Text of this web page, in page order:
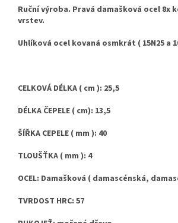
Ruční výroba. Pravá damašková ocel 8x
vrstev.
Uhlíková ocel kovaná osmkrát ( 15N25 a
CELKOVÁ DÉLKA ( cm ): 25,5
DÉLKA ČEPELE ( cm): 13,5
ŠÍŘKA CEPELE ( mm ): 40
TLOUŠŤKA ( mm ): 4
OCEL: Damašková ( damascénská,
TVRDOST HRC: 57